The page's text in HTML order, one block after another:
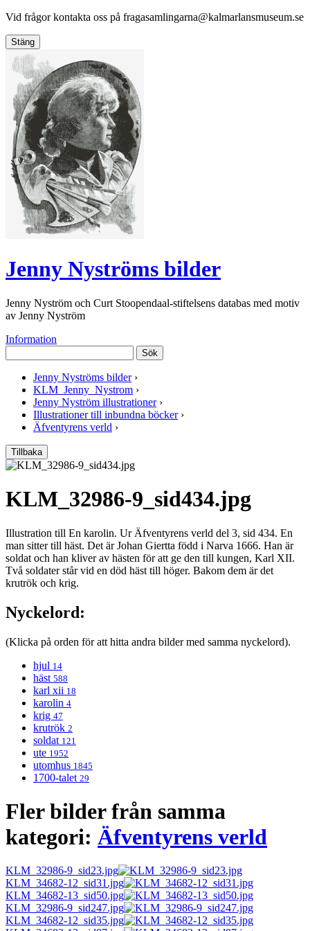
Vid frågor kontakta oss på fragasamlingarna@kalmarlansmuseum.se
Stäng
Jenny Nyströms bilder
Jenny Nyström och Curt Stoopendaal-stiftelsens databas med motiv
av Jenny Nyström
Information
Sök
Jenny Nyströms bilder ›
KLM_Jenny_Nystrom ›
Jenny Nyström illustrationer ›
Illustrationer till inbundna böcker ›
Äfventyrens verld ›
Tillbaka
KLM_32986-9_sid434.jpg
Illustration till En karolin. Ur Äfventyrens verld del 3, sid 434. En
man sitter till häst. Det är Johan Giertta född i Narva 1666. Han är
soldat och han kliver av hästen för att ge den till kungen, Karl XII.
Två soldater står vid en död häst till höger. Bakom dem är det
krutrök och krig.
Nyckelord:
(Klicka på orden för att hitta andra bilder med samma nyckelord).
hjul 14
häst 588
karl xii 18
karolin 4
krig 47
krutrök 2
soldat 121
ute 1952
utomhus 1845
1700-talet 29
Fler bilder från samma
kategori: Äfventyrens verld
KLM_32986-9_sid23.jpg
KLM_34682-12_sid31.jpg
KLM_34682-13_sid50.jpg
KLM_32986-9_sid247.jpg
KLM_34682-12_sid35.jpg